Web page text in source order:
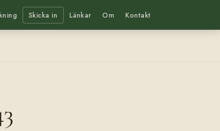
Skicka in Länkar Om Kontakt